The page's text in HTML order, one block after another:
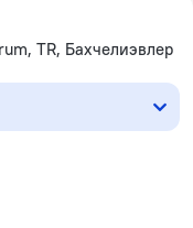
TR, Бахчелиэвлер